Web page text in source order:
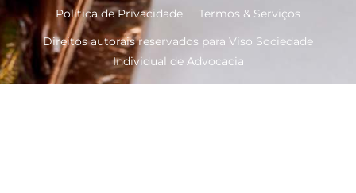
Direitos autorais reservados para Viso Sociedade
Individual de Advocacia
Política de Privacidade Termos & Serviços